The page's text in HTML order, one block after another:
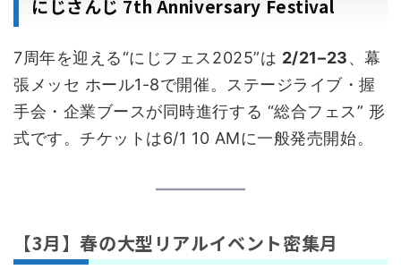
にじさんじ 7th Anniversary Festival
7周年を迎える“にじフェス2025”は 2/21–23、幕
張メッセ ホール1-8で開催。ステージライブ・握
手会・企業ブースが同時進行する “総合フェス” 形
式です。チケットは6/1 10 AMに一般発売開始。
【3月】春の大型リアルイベント密集月